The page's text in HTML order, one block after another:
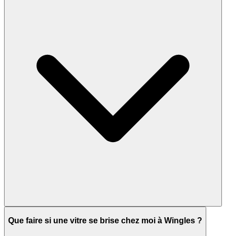
Que faire si une vitre se brise chez moi à Wingles ?